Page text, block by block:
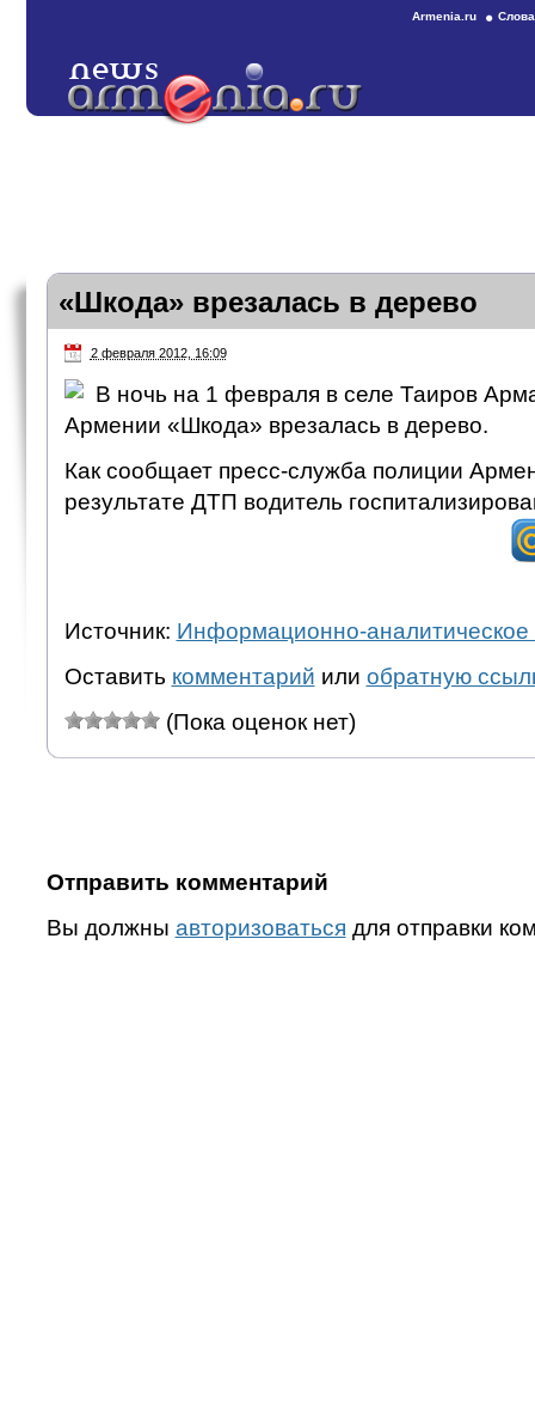
Armenia.ru
«Шкода» врезалась в дерево
2 февраля 2012, 16:09
В ночь на 1 февраля в селе Таиров
Армении «Шкода» врезалась в дерево.
Как сообщает пресс-служба полиции
результате ДТП водитель
Источник: Информационно-аналитическое
Оставить комментарий или обратную
(Пока оценок нет)
Отправить комментарий
Вы должны авторизоваться для отправки